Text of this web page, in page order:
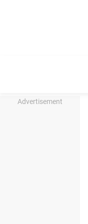
Advertisement